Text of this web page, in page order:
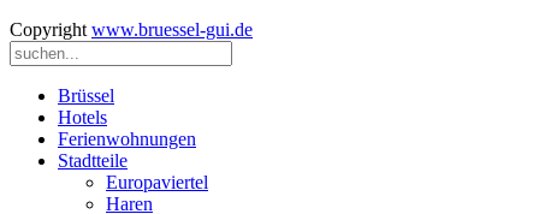
Copyright www.bruessel-gui.de
Brüssel
Hotels
Ferienwohnungen
Stadtteile
Europaviertel
Haren